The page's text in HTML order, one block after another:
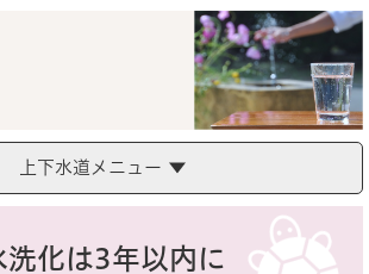
上下水道メニュー
洗化は3年以内に